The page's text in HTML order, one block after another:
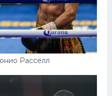
Расселл